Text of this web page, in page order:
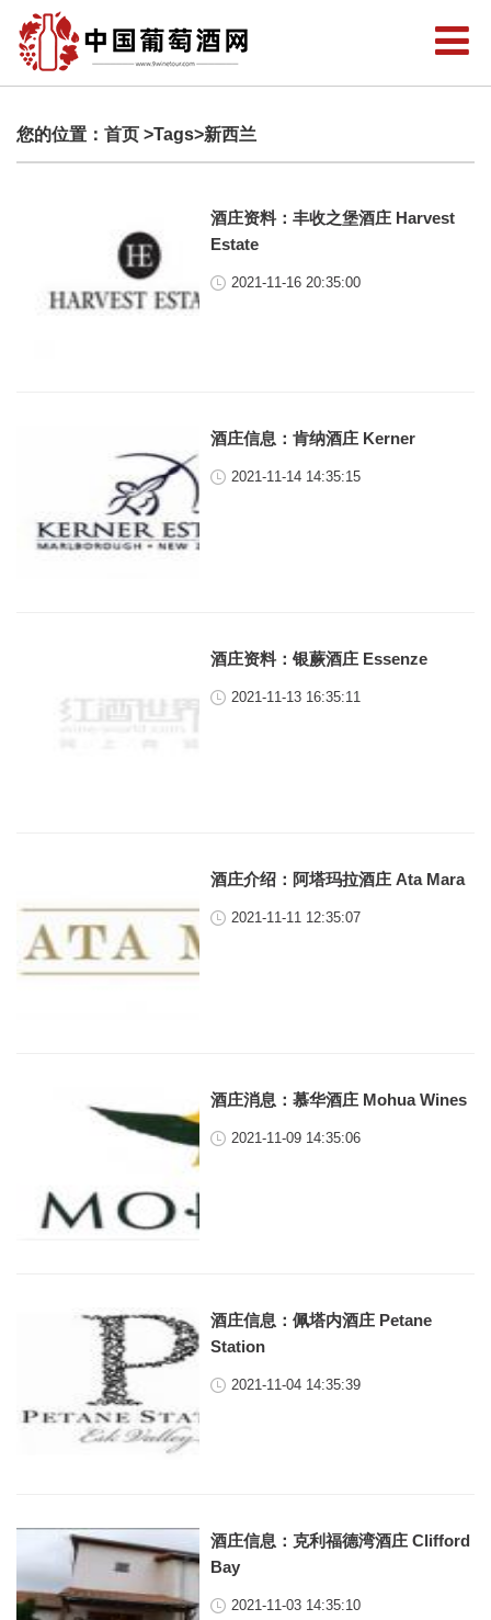
您的位置： 首页 >Tags>新西兰
酒庄资料：丰收之堡酒庄 Harvest
Estate
2021-11-16 20:35:00
酒庄信息：肯纳酒庄 Kerner
2021-11-14 14:35:15
酒庄资料：银蕨酒庄 Essenze
2021-11-13 16:35:11
酒庄介绍：阿塔玛拉酒庄 Ata Mara
2021-11-11 12:35:07
酒庄消息：慕华酒庄 Mohua Wines
2021-11-09 14:35:06
酒庄信息：佩塔内酒庄 Petane
Station
2021-11-04 14:35:39
酒庄信息：克利福德湾酒庄 Clifford
Bay
2021-11-03 14:35:10